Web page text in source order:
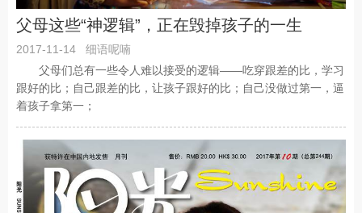
父母这些“神逻辑”，正在毁掉孩子的一生
2017-11-14
细语呢喃
父母们总有一些令人难以接受的逻辑——吃穿跟差的比，学习
跟好的比；自己跟差的比，让孩子跟好的比；自己没做过第一，逼
着孩子拿第一；